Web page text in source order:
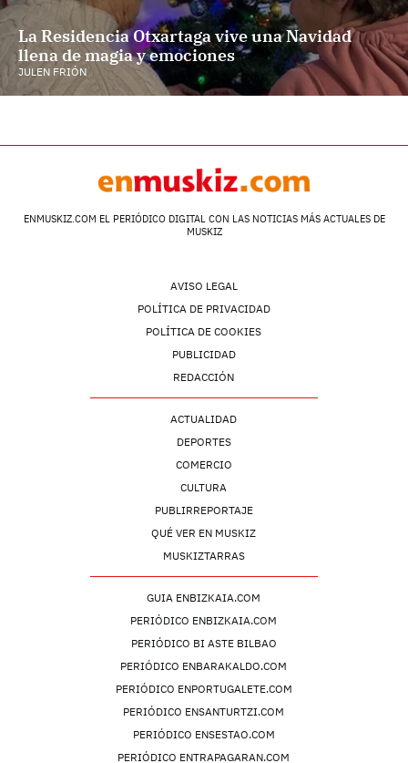
La Residencia Otxartaga vive una Navidad
llena de magia y emociones
JULEN FRIÓN
ENMUSKIZ.COM EL PERIÓDICO DIGITAL CON LAS NOTICIAS MÁS ACTUALES DE
MUSKIZ
AVISO LEGAL
POLÍTICA DE PRIVACIDAD
POLÍTICA DE COOKIES
PUBLICIDAD
REDACCIÓN
ACTUALIDAD
DEPORTES
COMERCIO
CULTURA
PUBLIRREPORTAJE
QUÉ VER EN MUSKIZ
MUSKIZTARRAS
GUIA ENBIZKAIA.COM
PERIÓDICO ENBIZKAIA.COM
PERIÓDICO BI ASTE BILBAO
PERIÓDICO ENBARAKALDO.COM
PERIÓDICO ENPORTUGALETE.COM
PERIÓDICO ENSANTURTZI.COM
PERIÓDICO ENSESTAO.COM
PERIÓDICO ENTRAPAGARAN.COM